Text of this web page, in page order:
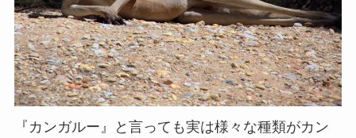
『カンガルー』と言っても実は様々な種類がカン